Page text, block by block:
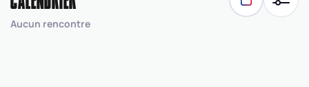
Aucun rencontre